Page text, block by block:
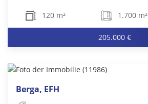
120 m² 1.700 m²
205.000 €
Berga, EFH